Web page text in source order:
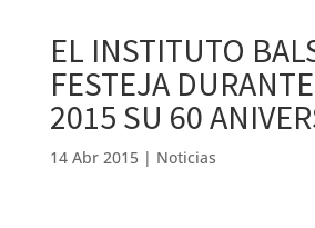
EL INSTITUTO
FESTEJA
2015 SU 60
14 Abr 2015| Noticias